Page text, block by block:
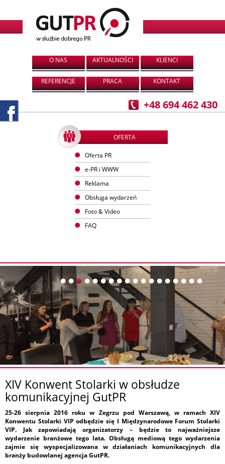
O NAS AKTUALNOŚCI KLIENCI
REFERENCJE PRACA KONTAKT
+48 694 462 430
OFERTA
Oferta PR
e-PR i WWW
Reklama
Obsługa wydarzeń
Foto & Video
FAQ
XIV Konwent Stolarki w obsłudze
komunikacyjnej GutPR
25-26 sierpnia 2016 roku w Zegrzu pod Warszawą, w ramach XIV
Konwentu Stolarki VIP odbędzie się I Międzynarodowe Forum Stolarki
VIP. Jak zapowiadają organizatorzy – będzie to najważniejsze
wydarzenie branżowe tego lata. Obsługą mediową tego wydarzenia
zajmie się wyspecjalizowana w działaniach komunikacyjnych dla
branży budowlanej agencja GutPR.